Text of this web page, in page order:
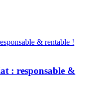
: responsable &